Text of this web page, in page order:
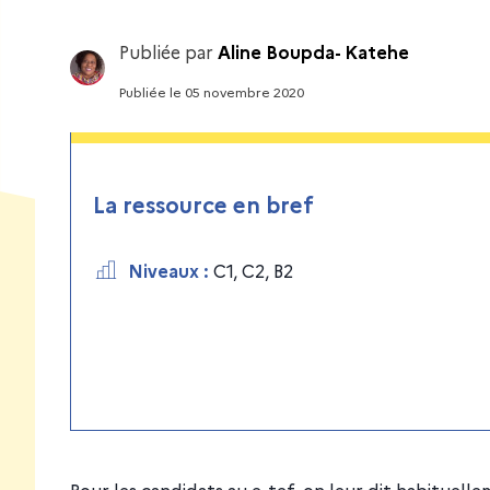
Publiée parAline Boupda- Katehe
Publiée le 05 novembre 2020
La ressource en bref
Niveaux : C1,C2, B2